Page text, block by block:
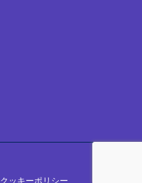
クッキーポリシー